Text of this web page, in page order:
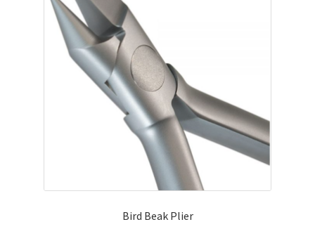
Bird Beak Plier